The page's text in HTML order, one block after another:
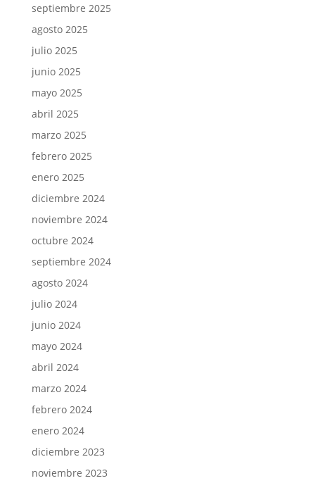
septiembre 2025
agosto 2025
julio 2025
junio 2025
mayo 2025
abril 2025
marzo 2025
febrero 2025
enero 2025
diciembre 2024
noviembre 2024
octubre 2024
septiembre 2024
agosto 2024
julio 2024
junio 2024
mayo 2024
abril 2024
marzo 2024
febrero 2024
enero 2024
diciembre 2023
noviembre 2023